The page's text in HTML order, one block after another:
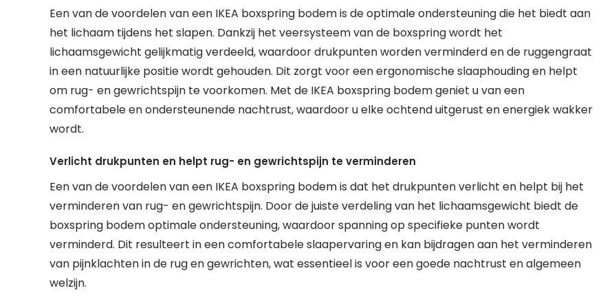
Een van de voordelen van een IKEA boxspring bodem is de optimale ondersteuning die het biedt aan
het lichaam tijdens het slapen. Dankzij het veersysteem van de boxspring wordt het
lichaamsgewicht gelijkmatig verdeeld, waardoor drukpunten worden verminderd en de ruggengraat
in een natuurlijke positie wordt gehouden. Dit zorgt voor een ergonomische slaaphouding en helpt
om rug- en gewrichtspijn te voorkomen. Met de IKEA boxspring bodem geniet u van een
comfortabele en ondersteunende nachtrust, waardoor u elke ochtend uitgerust en energiek wakker
wordt.
Verlicht drukpunten en helpt rug- en gewrichtspijn te verminderen
Een van de voordelen van een IKEA boxspring bodem is dat het drukpunten verlicht en helpt bij het
verminderen van rug- en gewrichtspijn. Door de juiste verdeling van het lichaamsgewicht biedt de
boxspring bodem optimale ondersteuning, waardoor spanning op specifieke punten wordt
verminderd. Dit resulteert in een comfortabele slaapervaring en kan bijdragen aan het verminderen
van pijnklachten in de rug en gewrichten, wat essentieel is voor een goede nachtrust en algemeen
welzijn.